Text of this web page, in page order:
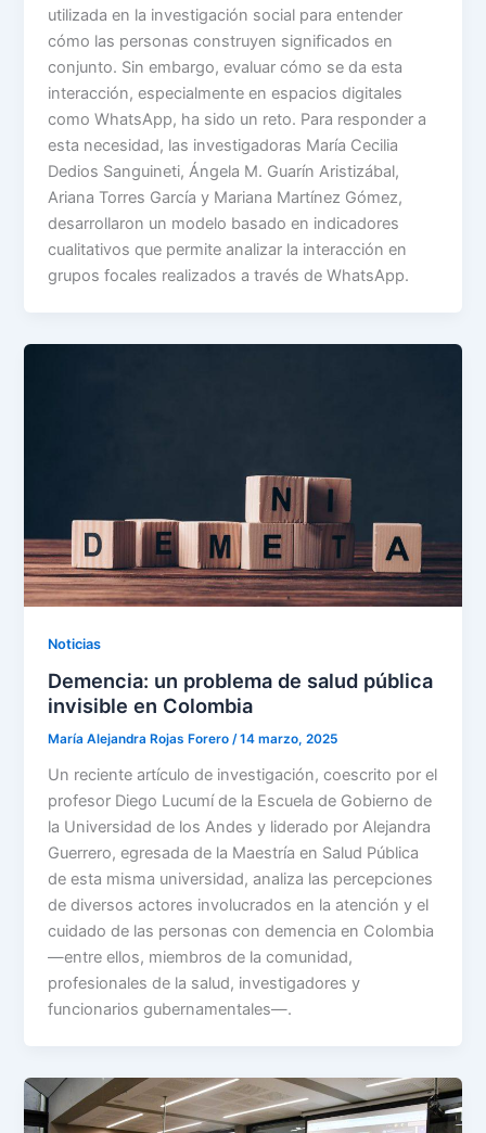
utilizada en la investigación social para entender
cómo las personas construyen significados en
conjunto. Sin embargo, evaluar cómo se da esta
interacción, especialmente en espacios digitales
como WhatsApp, ha sido un reto. Para responder a
esta necesidad, las investigadoras María Cecilia
Dedios Sanguineti, Ángela M. Guarín Aristizábal,
Ariana Torres García y Mariana Martínez Gómez,
desarrollaron un modelo basado en indicadores
cualitativos que permite analizar la interacción en
grupos focales realizados a través de WhatsApp.
Noticias
Demencia: un problema de salud pública
invisible en Colombia
María Alejandra Rojas Forero/14 marzo, 2025
Un reciente artículo de investigación, coescrito por el
profesor Diego Lucumí de la Escuela de Gobierno de
la Universidad de los Andes y liderado por Alejandra
Guerrero, egresada de la Maestría en Salud Pública
de esta misma universidad, analiza las percepciones
de diversos actores involucrados en la atención y el
cuidado de las personas con demencia en Colombia
—entre ellos, miembros de la comunidad,
profesionales de la salud, investigadores y
funcionarios gubernamentales—.